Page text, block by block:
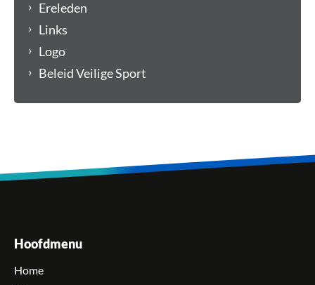
Ereleden
Links
Logo
Beleid Veilige Sport
Hoofdmenu
Home